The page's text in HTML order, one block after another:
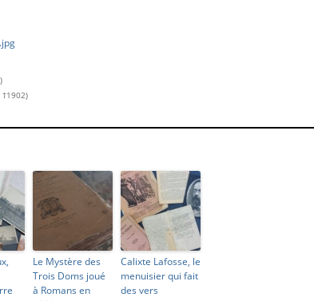
Le Mystère des
Trois Doms joué
à Romans en
Calixte Lafosse, le
menuisier qui fait
des vers